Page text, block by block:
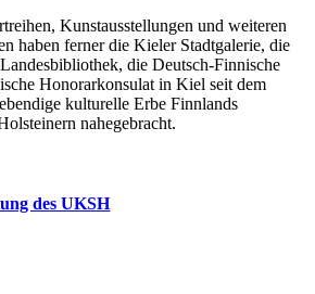
Kunstausstellungen und weiteren
haben ferner die Kieler Stadtgalerie, die
die Deutsch-Finnische
Honorarkonsulat in Kiel seit dem
kulturelle Erbe Finnlands
nahegebracht.
des UKSH